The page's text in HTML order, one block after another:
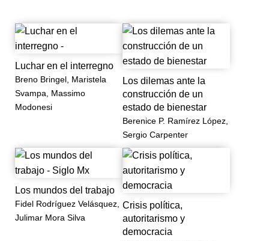
Luchar en el interregno
Breno Bringel, Maristela
Svampa, Massimo
Modonesi
Los dilemas ante la
construcción de un
estado de bienestar
Berenice P. Ramírez López,
Sergio Carpenter
Los mundos del trabajo
Fidel Rodríguez Velásquez,
Julimar Mora Silva
Crisis política,
autoritarismo y
democracia